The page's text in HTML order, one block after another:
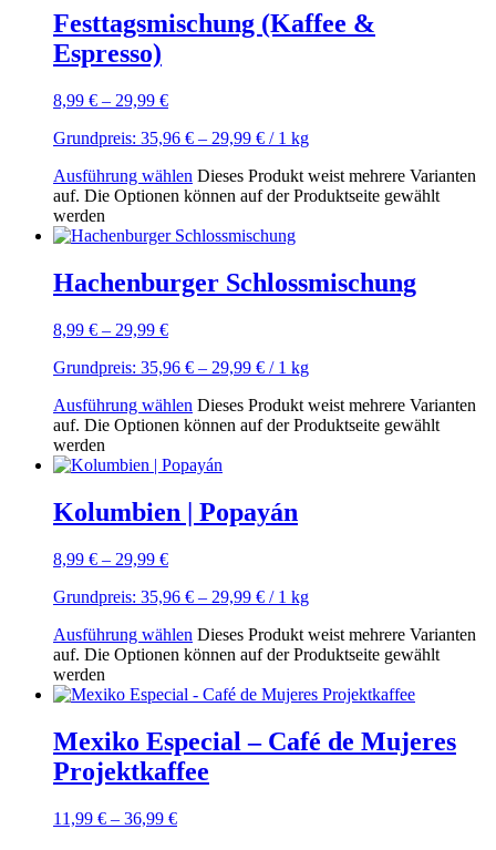
Festtagsmischung (Kaffee &
Espresso)
8,99 € – 29,99 €
Grundpreis: 35,96 € – 29,99 € / 1 kg
Ausführung wählen Dieses Produkt weist mehrere Varianten
auf. Die Optionen können auf der Produktseite gewählt
werden
Hachenburger Schlossmischung
8,99 € – 29,99 €
Grundpreis: 35,96 € – 29,99 € / 1 kg
Ausführung wählen Dieses Produkt weist mehrere Varianten
auf. Die Optionen können auf der Produktseite gewählt
werden
Kolumbien | Popayán
8,99 € – 29,99 €
Grundpreis: 35,96 € – 29,99 € / 1 kg
Ausführung wählen Dieses Produkt weist mehrere Varianten
auf. Die Optionen können auf der Produktseite gewählt
werden
Mexiko Especial – Café de Mujeres
Projektkaffee
11,99 € – 36,99 €